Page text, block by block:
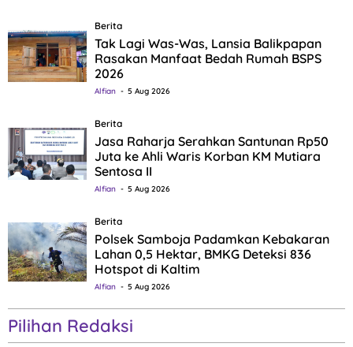
Berita
Tak Lagi Was-Was, Lansia Balikpapan
Rasakan Manfaat Bedah Rumah BSPS
2026
Alfian 5 Aug 2026
Berita
Jasa Raharja Serahkan Santunan Rp50
Juta ke Ahli Waris Korban KM Mutiara
Sentosa II
Alfian 5 Aug 2026
Berita
Polsek Samboja Padamkan Kebakaran
Lahan 0,5 Hektar, BMKG Deteksi 836
Hotspot di Kaltim
Alfian 5 Aug 2026
Pilihan Redaksi